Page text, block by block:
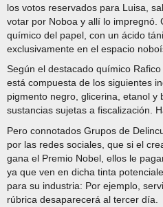
los votos reservados para Luisa,
votar por Noboa y allí lo impregnó.
químico del papel, con un ácido
exclusivamente en el espacio
Según el destacado químico
está compuesta de los siguientes
pigmento negro, glicerina, etanol y
sustancias sujetas a fiscalización.
Pero connotados Grupos de
por las redes sociales, que si el
gana el Premio Nobel, ellos le
ya que ven en dicha tinta
para su industria: Por ejemplo,
rúbrica desaparecerá al tercer día.